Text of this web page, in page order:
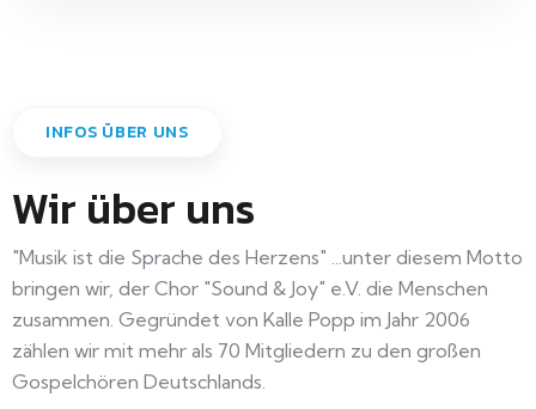
INFOS ÜBER UNS
Wir über uns
"Musik ist die Sprache des Herzens" ...unter diesem Motto
bringen wir, der Chor "Sound & Joy" e.V. die Menschen
zusammen. Gegründet von Kalle Popp im Jahr 2006
zählen wir mit mehr als 70 Mitgliedern zu den großen
Gospelchören Deutschlands.